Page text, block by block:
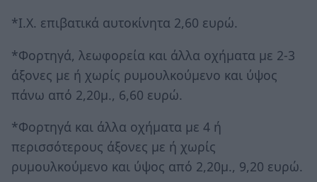
*Ι.Χ. επιβατικά αυτοκίνητα 2,60 ευρώ.
*Φορτηγά, λεωφορεία και άλλα οχήματα με 2-3
άξονες με ή χωρίς ρυμουλκούμενο και ύψος
πάνω από 2,20μ., 6,60 ευρώ.
*Φορτηγά και άλλα οχήματα με 4 ή
περισσότερους άξονες με ή χωρίς
ρυμουλκούμενο και ύψος από 2,20μ., 9,20 ευρώ.